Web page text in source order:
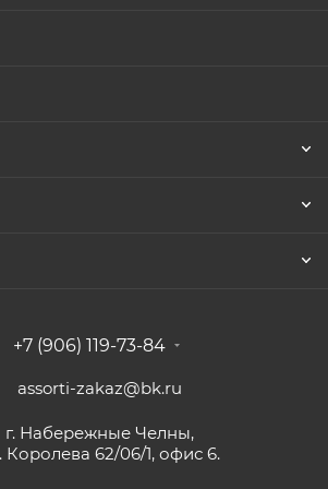
+7 (906) 119-73-84
assorti-zakaz@bk.ru
г. Набережные Челны,
Королева 62/06/1, офис 6.